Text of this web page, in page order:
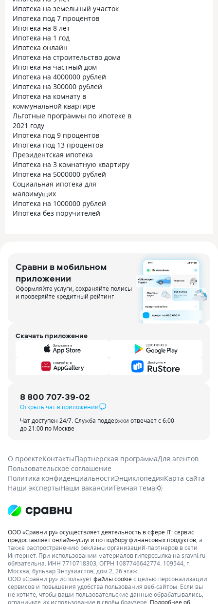
Ипотека на земельный участок
Ипотека под 7 процентов
Ипотека на 8 лет
Ипотека на 1 год
Ипотека онлайн
Ипотека на строительство дома
Ипотека на частный дом
Ипотека на 4000000 рублей
Ипотека на 300000 рублей
Ипотека на комнату в
коммунальной квартире
Льготные программы по ипотеке в
2021 году
Ипотека под 9 процентов
Ипотека под 13 процентов
Президентская ипотека
Ипотека на 3 комнатную квартиру
Ипотека на 5000000 рублей
Социальная ипотека для
малоимущих
Ипотека на 1000000 рублей
Ипотека без поручителей
Сравни в мобильном
приложении
Оформляйте услуги, сохраняйте полисы
и проверяйте кредитный рейтинг
Скачать приложение
8 800 707-39-02
Открыть чат в приложении
Чат доступен 24/7. Служба поддержки отвечает с 6:00
до 21:00 по Москве
О проектеКонтактыПартнерская программаДля агентов
Пользовательское соглашение
Политика конфиденциальностиЭнциклопедияКарта сайта
Наши экспертыНаши вакансииТёмная тема
ООО «Сравни.ру» осуществляет деятельность в сфере IT: сервис
предоставляет онлайн-услуги по подбору финансовых продуктов , а
также распространению рекламы организаций-партнеров в сети
Интернет. При использовании материалов гиперссылка на sravni.ru
обязательна. ИНН 7710718303, ОГРН 1087746642774. 109544, г.
Москва, бульвар Энтузиастов, дом 2, 26 этаж.
ООО «Сравни.ру» используетфайлы cookieс целью персонализации
сервисов и повышения удобства пользования веб-сайтом. Если вы
не хотите, чтобы ваши пользовательские данные обрабатывались,
ограничьте их использование в своём браузере. Подробнее об